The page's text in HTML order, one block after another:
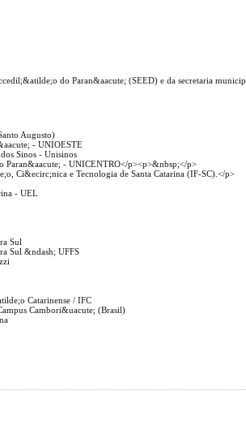
do Paran&aacute; (SEED) e da secretaria
Augusto)
- UNIOESTE
Sinos - Unisinos
Paran&aacute; - UNICENTRO</p><p>&nbsp;</p>
Ci&ecirc;nica e Tecnologia de Santa Catarina (IF-SC).</p>
- UEL
Sul
Sul &ndash; UFFS
Catarinense / IFC
Cambori&uacute; (Brasil)